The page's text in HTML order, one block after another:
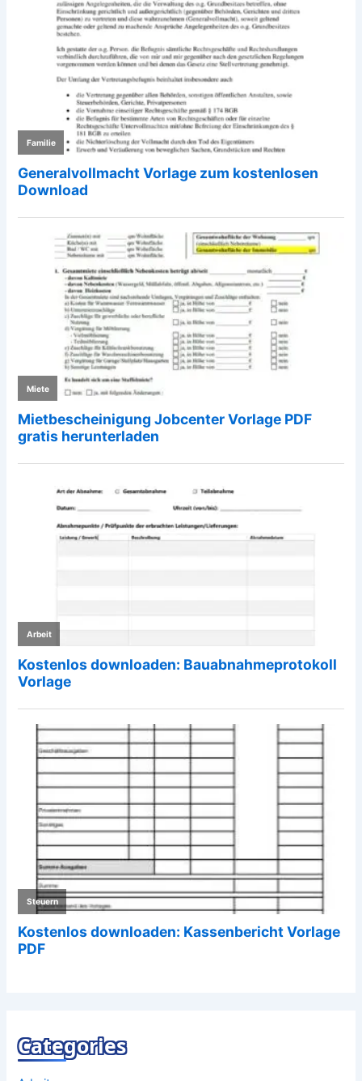
Categories